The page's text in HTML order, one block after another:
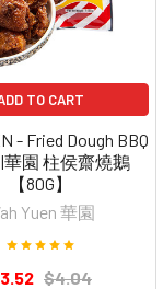
TO CART
- Fried Dough BBQ
華園 柱侯齋燒鵝
【80G】
Yuen 華園
$4.04